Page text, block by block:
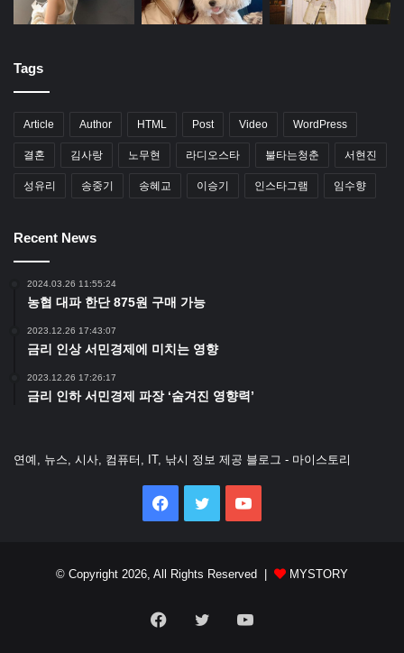
Tags
Article Author HTML Post Video WordPress
결혼 김사랑 노무현 라디오스타 불타는청춘 서현진
성유리 송중기 송혜교 이승기 인스타그램 임수향
Recent News
2024.03.26 11:55:24
농협 대파 한단 875원 구매 가능
2023.12.26 17:43:07
금리 인상 서민경제에 미치는 영향
2023.12.26 17:26:17
금리 인하 서민경제 파장 ‘숨겨진 영향력’
연예, 뉴스, 시사, 컴퓨터, IT, 낚시 정보 제공 블로그 - 마이스토리
Facebook
Twitter
© Copyright 2026, All Rights Reserved | MYSTORY
Facebook
Twitter